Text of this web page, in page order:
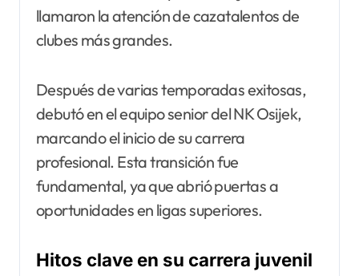
llamaron la atención de cazatalentos de
clubes más grandes.
Después de varias temporadas exitosas,
debutó en el equipo senior del NK Osijek,
marcando el inicio de su carrera
profesional. Esta transición fue
fundamental, ya que abrió puertas a
oportunidades en ligas superiores.
Hitos clave en su carrera juvenil